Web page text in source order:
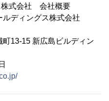
株式会社 会社概要
ィングス株式会社
15 新広島ビルディン